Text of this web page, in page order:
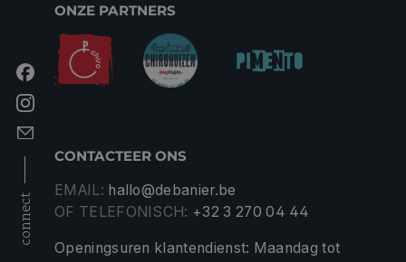
connect
ONZE PARTNERS
CONTACTEER ONS
EMAIL: hallo@debanier.be
OF TELEFONISCH: +32 3 270 04 44
Openingsuren klantendienst: Maandag tot